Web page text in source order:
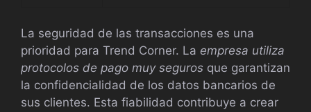
La seguridad de las transacciones es una
prioridad para Trend Corner. La empresa utiliza
protocolos de pago muy seguros que garantizan
la confidencialidad de los datos bancarios de
sus clientes. Esta fiabilidad contribuye a crear